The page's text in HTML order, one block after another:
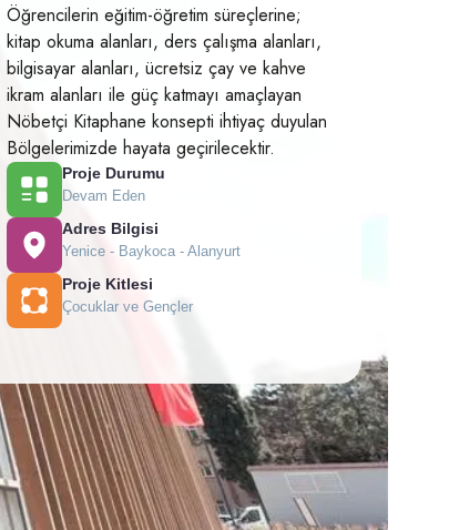
Öğrencilerin eğitim-öğretim süreçlerine;
kitap okuma alanları, ders çalışma alanları,
bilgisayar alanları, ücretsiz çay ve kahve
ikram alanları ile güç katmayı amaçlayan
Nöbetçi Kitaphane konsepti ihtiyaç duyulan
Bölgelerimizde hayata geçirilecektir.
Proje Durumu
Devam Eden
Adres Bilgisi
Yenice - Baykoca - Alanyurt
Proje Kitlesi
Çocuklar ve Gençler